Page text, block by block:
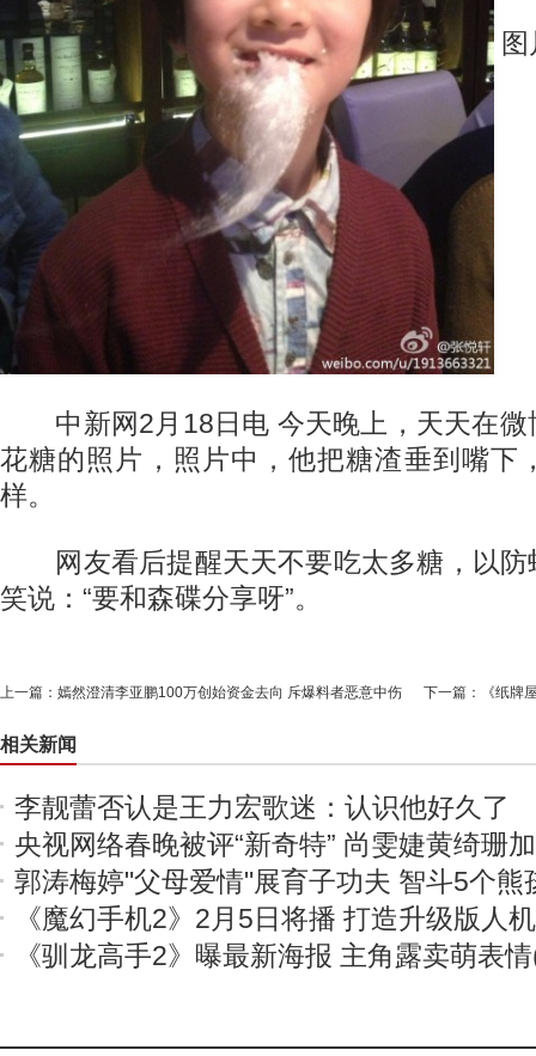
中新网2月18日电 今天晚上，天天在微
花糖的照片，照片中，他把糖渣垂到嘴下
样。
网友看后提醒天天不要吃太多糖，以防
笑说：“要和森碟分享呀”。
上一篇： 嫣然澄清李亚鹏100万创始资金去向 斥爆料者恶意中伤 下一篇： 《纸牌
相关新闻
李靓蕾否认是王力宏歌迷：认识他好久了
央视网络春晚被评“新奇特” 尚雯婕黄绮珊
郭涛梅婷"父母爱情"展育子功夫 智斗5个熊
《魔幻手机2》2月5日将播 打造升级版人
《驯龙高手2》曝最新海报 主角露卖萌表